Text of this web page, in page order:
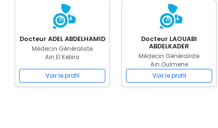
Docteur ADEL ABDELHAMID
Médecin Généraliste
Ain El Kebira
Voir le profil
Docteur LAOUABI
ABDELKADER
Médecin Généraliste
Ain Oulmene
Voir le profil